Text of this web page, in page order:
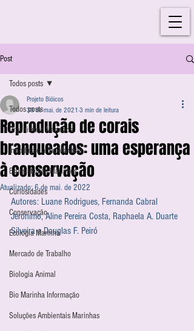
Post
Todos posts
Organismos Marinhos
Introdução à Bio-Marinha
Ecossistemas Marinhos
Curiosidades
Conservação
Ecologia Marinha
Mercado de Trabalho
Biologia Animal
Bio Marinha Informação
Soluções Ambientais Marinhas
Todos posts
Reprodução de corais
branqueados: uma esperança
à conservação
Projeto Bióicos
30 de mai. de 2021 3 min de leitura
Atualizado:6 de mai. de 2022
Autores: Luane Rodrigues, Fernanda Cabral
Jeronimo, Aline Pereira Costa, Raphaela A. Duarte
Silveira e Douglas F. Peiró